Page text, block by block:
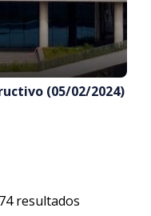
(05/02/2024)
resultados